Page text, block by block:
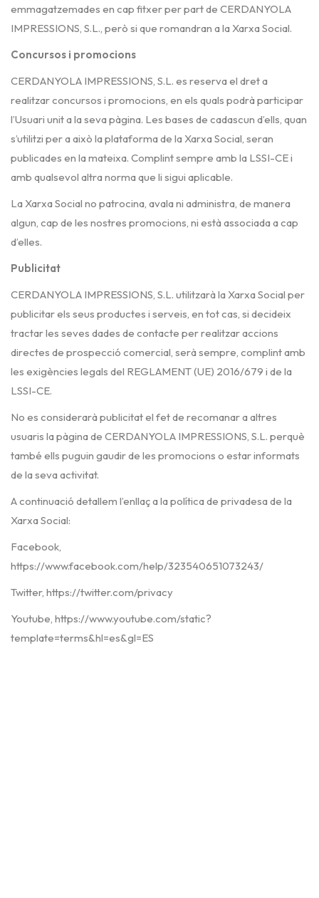
emmagatzemades en cap fitxer per part de CERDANYOLA
IMPRESSIONS, S.L., però si que romandran a la Xarxa Social.
Concursos i promocions
CERDANYOLA IMPRESSIONS, S.L. es reserva el dret a
realitzar concursos i promocions, en els quals podrà participar
l’Usuari unit a la seva pàgina. Les bases de cadascun d’ells, quan
s’utilitzi per a això la plataforma de la Xarxa Social, seran
publicades en la mateixa. Complint sempre amb la LSSI-CE i
amb qualsevol altra norma que li sigui aplicable.
La Xarxa Social no patrocina, avala ni administra, de manera
algun, cap de les nostres promocions, ni està associada a cap
d’elles.
Publicitat
CERDANYOLA IMPRESSIONS, S.L. utilitzarà la Xarxa Social per
publicitar els seus productes i serveis, en tot cas, si decideix
tractar les seves dades de contacte per realitzar accions
directes de prospecció comercial, serà sempre, complint amb
les exigències legals del REGLAMENT (UE) 2016/679 i de la
LSSI-CE.
No es considerarà publicitat el fet de recomanar a altres
usuaris la pàgina de CERDANYOLA IMPRESSIONS, S.L. perquè
també ells puguin gaudir de les promocions o estar informats
de la seva activitat.
A continuació detallem l’enllaç a la política de privadesa de la
Xarxa Social:
Facebook,
https://www.facebook.com/help/323540651073243/
Twitter, https://twitter.com/privacy
Youtube, https://www.youtube.com/static?
template=terms&hl=es&gl=ES